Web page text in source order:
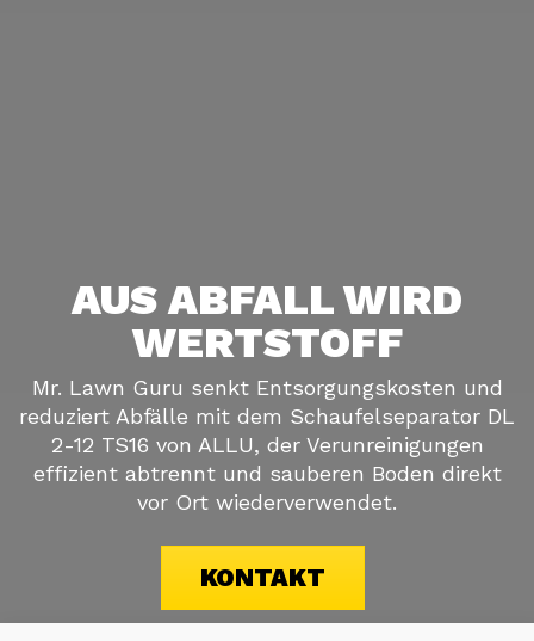
AUS ABFALL WIRD
WERTSTOFF
Mr. Lawn Guru senkt Entsorgungskosten und
reduziert Abfälle mit dem Schaufelseparator DL
2-12 TS16 von ALLU, der Verunreinigungen
effizient abtrennt und sauberen Boden direkt
vor Ort wiederverwendet.
KONTAKT